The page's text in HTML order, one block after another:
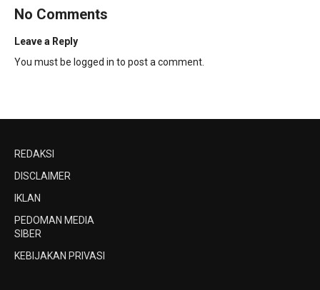
No Comments
Leave a Reply
You must be logged in to post a comment.
REDAKSI
DISCLAIMER
IKLAN
PEDOMAN MEDIA
SIBER
KEBIJAKAN PRIVASI